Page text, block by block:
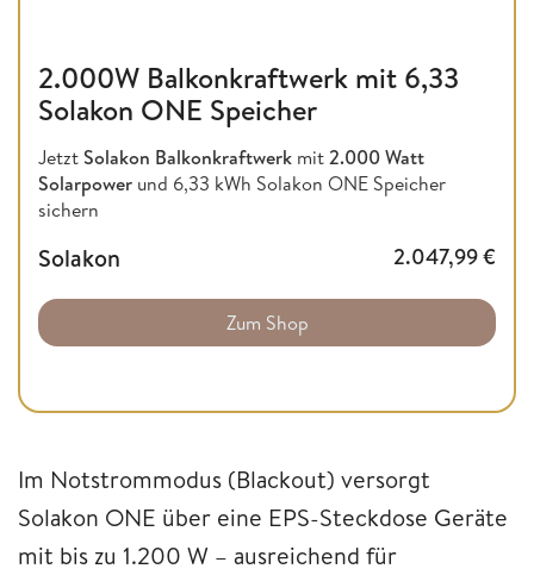
2.000W Balkonkraftwerk mit 6,33
Solakon ONE Speicher
JetztSolakon Balkonkraftwerk mit2.000 Watt
Solarpower und 6,33 kWh Solakon ONE Speicher
sichern
Solakon 2.047,99€
Zum Shop
Im Notstrommodus (Blackout) versorgt
Solakon ONE über eine EPS-Steckdose Geräte
mit bis zu 1.200 W – ausreichend für